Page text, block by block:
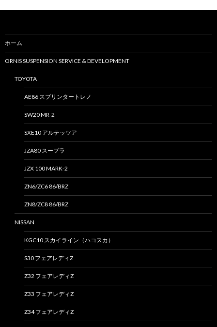
ホーム
ORNIS SUSPENSION SERVICE & DEVELOPMENT
TOYOTA
AE86 スプリンタートレノ
SW20 MR-2
SXE10 アルテッツア
JZA80 スープラ
JZX 100 MARK-2
ZN6/ZC6 86/BRZ
ZN8/ZC8 86/BRZ
NISSAN
KGC10 スカイライン（ハコスカ）
S30 フェアレディZ
Z32 フェアレディZ
Z33 フェアレディZ
Z34 フェアレディZ